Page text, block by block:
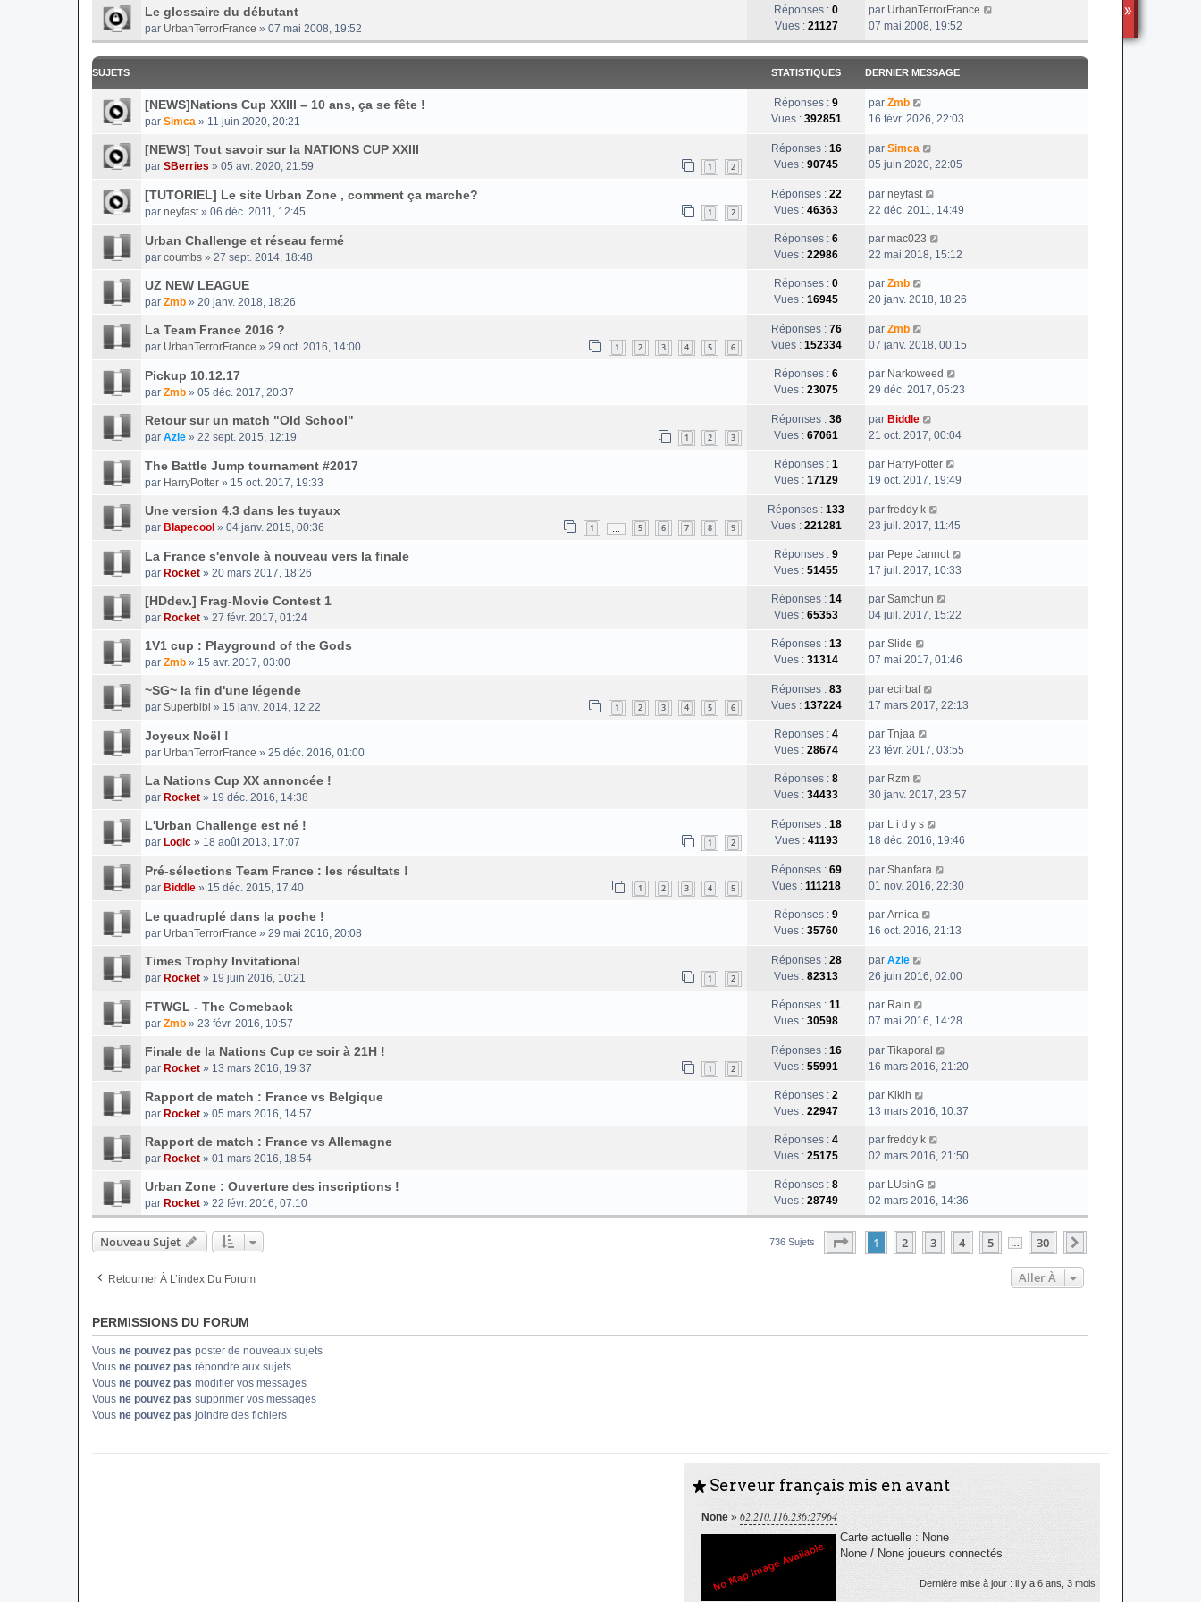
Le glossaire du débutant
par UrbanTerrorFrance » 07 mai 2008, 19:52
Réponses : 0
Vues : 21127
par UrbanTerrorFrance
07 mai 2008, 19:52
SUJETS STATISTIQUES DERNIER MESSAGE
[NEWS]Nations Cup XXIII – 10 ans, ça se fête !
par Simca » 11 juin 2020, 20:21
Réponses : 9
Vues : 392851
par Zmb
16 févr. 2026, 22:03
[NEWS] Tout savoir sur la NATIONS CUP XXIII
par SBerries » 05 avr. 2020, 21:59 1 2
Réponses : 16
Vues : 90745
par Simca
05 juin 2020, 22:05
[TUTORIEL] Le site Urban Zone , comment ça marche?
par neyfast» 06 déc. 2011, 12:45 1 2
Réponses : 22
Vues : 46363
par neyfast
22 déc. 2011, 14:49
Urban Challenge et réseau fermé
par coumbs » 27 sept. 2014, 18:48
Réponses : 6
Vues : 22986
par mac023
22 mai 2018, 15:12
UZ NEW LEAGUE
par Zmb » 20 janv. 2018, 18:26
Réponses : 0
Vues : 16945
par Zmb
20 janv. 2018, 18:26
La Team France 2016 ?
par UrbanTerrorFrance » 29 oct. 2016, 14:00 1 2 3 4 5 6
Réponses : 76
Vues : 152334
par Zmb
07 janv. 2018, 00:15
Pickup 10.12.17
par Zmb » 05 déc. 2017, 20:37
Réponses : 6
Vues : 23075
par Narkoweed
29 déc. 2017, 05:23
Retour sur un match "Old School"
par Azle » 22 sept. 2015, 12:19 1 2 3
Réponses : 36
Vues : 67061
par Biddle
21 oct. 2017, 00:04
The Battle Jump tournament #2017
par HarryPotter » 15 oct. 2017, 19:33
Réponses : 1
Vues : 17129
par HarryPotter
19 oct. 2017, 19:49
Une version 4.3 dans les tuyaux
par Blapecool » 04 janv. 2015, 00:36 1 5 6 7 8 9
Réponses : 133
Vues : 221281
par freddy k
23 juil. 2017, 11:45
La France s'envole à nouveau vers la finale
par Rocket » 20 mars 2017, 18:26
Réponses : 9
Vues : 51455
par Pepe Jannot
17 juil. 2017, 10:33
[HDdev.] Frag-Movie Contest 1
par Rocket » 27 févr. 2017, 01:24
Réponses : 14
Vues : 65353
par Samchun
04 juil. 2017, 15:22
1V1 cup : Playground of the Gods
par Zmb » 15 avr. 2017, 03:00
Réponses : 13
Vues : 31314
par Slide
07 mai 2017, 01:46
~SG~ la fin d'une légende
par Superbibi » 15 janv. 2014, 12:22 1 2 3 4 5 6
Réponses : 83
Vues : 137224
par ecirbaf
17 mars 2017, 22:13
Joyeux Noël !
par UrbanTerrorFrance » 25 déc. 2016, 01:00
Réponses : 4
Vues : 28674
par Tnjaa
23 févr. 2017, 03:55
La Nations Cup XX annoncée !
par Rocket » 19 déc. 2016, 14:38
Réponses : 8
Vues : 34433
par Rzm
30 janv. 2017, 23:57
L'Urban Challenge est né !
par Logic » 18 août 2013, 17:07 1 2
Réponses : 18
Vues : 41193
par L i d y s
18 déc. 2016, 19:46
Pré-sélections Team France : les résultats !
par Biddle » 15 déc. 2015, 17:40 1 2 3 4 5
Réponses : 69
Vues : 111218
par Shanfara
01 nov. 2016, 22:30
Le quadruplé dans la poche !
par UrbanTerrorFrance » 29 mai 2016, 20:08
Réponses : 9
Vues : 35760
par Arnica
16 oct. 2016, 21:13
Times Trophy Invitational
par Rocket » 19 juin 2016, 10:21 1 2
Réponses : 28
Vues : 82313
par Azle
26 juin 2016, 02:00
FTWGL - The Comeback
par Zmb » 23 févr. 2016, 10:57
Réponses : 11
Vues : 30598
par Rain
07 mai 2016, 14:28
Finale de la Nations Cup ce soir à 21H !
par Rocket » 13 mars 2016, 19:37 1 2
Réponses : 16
Vues : 55991
par Tikaporal
16 mars 2016, 21:20
Rapport de match : France vs Belgique
par Rocket » 05 mars 2016, 14:57
Réponses : 2
Vues : 22947
par Kikih
13 mars 2016, 10:37
Rapport de match : France vs Allemagne
par Rocket » 01 mars 2016, 18:54
Réponses : 4
Vues : 25175
par freddy k
02 mars 2016, 21:50
Urban Zone : Ouverture des inscriptions !
par Rocket » 22 févr. 2016, 07:10
Réponses : 8
Vues : 28749
par LUsinG
02 mars 2016, 14:36
Nouveau Sujet 736 Sujets Page Sur
1 2 3 4 5 30
Retourner À L’index Du Forum Aller À
PERMISSIONS DU FORUM
Vous ne pouvez pas poster de nouveaux sujets
Vous ne pouvez pas répondre aux sujets
Vous ne pouvez pas modifier vos messages
Vous ne pouvez pas supprimer vos messages
Vous ne pouvez pas joindre des fichiers
S Serveur français mis en avant
None » 62.210.116.236:27964
Carte actuelle : None
None / None joueurs connectés
Dernière mise à jour : il y a 6 ans, 3 mois